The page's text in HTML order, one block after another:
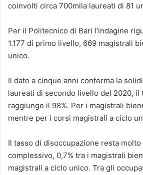
coinvolti circa 700mila laureati di 81
Per il Politecnico di Bari l’indagine
1.177 di primo livello, 669 magistrali
unico.
Il dato a cinque anni conferma la
laureati di secondo livello del 2020, il
raggiunge il 98%. Per i magistrali
mentre per i corsi magistrali a ciclo
Il tasso di disoccupazione resta molto
complessivo, 0,7% tra i magistrali
magistrali a ciclo unico. Tra gli